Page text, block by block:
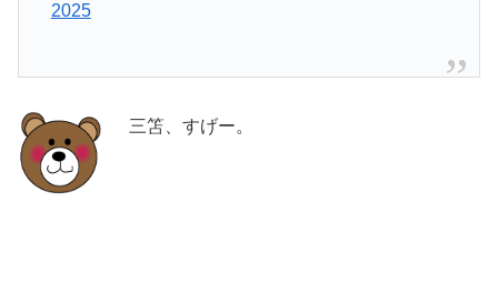
2025
三笘、すげー。